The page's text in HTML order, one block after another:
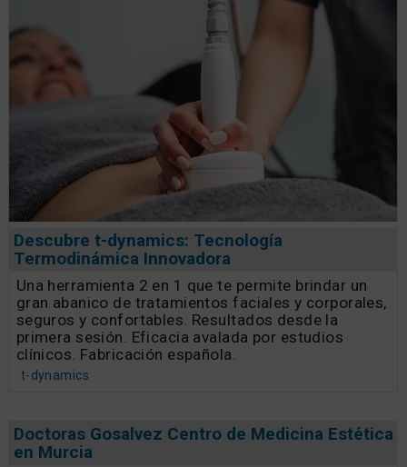
Descubre t-dynamics: Tecnología
Termodinámica Innovadora
Una herramienta 2 en 1 que te permite brindar un
gran abanico de tratamientos faciales y corporales,
seguros y confortables. Resultados desde la
primera sesión. Eficacia avalada por estudios
clínicos. Fabricación española.
t-dynamics
Doctoras Gosalvez Centro de Medicina Estética
en Murcia